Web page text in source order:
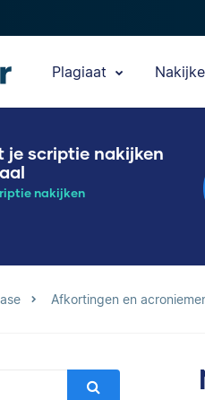
Plagiaat
je scriptie nakijken
nakijken
Afkortingen en